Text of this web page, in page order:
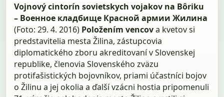
Vojnový cintorín sovietskych vojakov na Bôriku
– Военное кладбище Красной армии Жилина
(Foto: 29. 4. 2016) Položením vencova kvetov si
predstavitelia mesta Žilina, zástupcovia
diplomatického zboru akreditovaní v Slovenskej
republike, členovia Slovenského zväzu
protifašistických bojovníkov, priami účastníci bojov
o Žilinu a jej okolia a ďalší vzácni hostia pripomenuli